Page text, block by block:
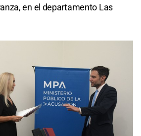
en el departamento Las